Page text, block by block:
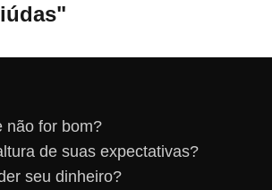
não for bom?
de suas expectativas?
seu dinheiro?